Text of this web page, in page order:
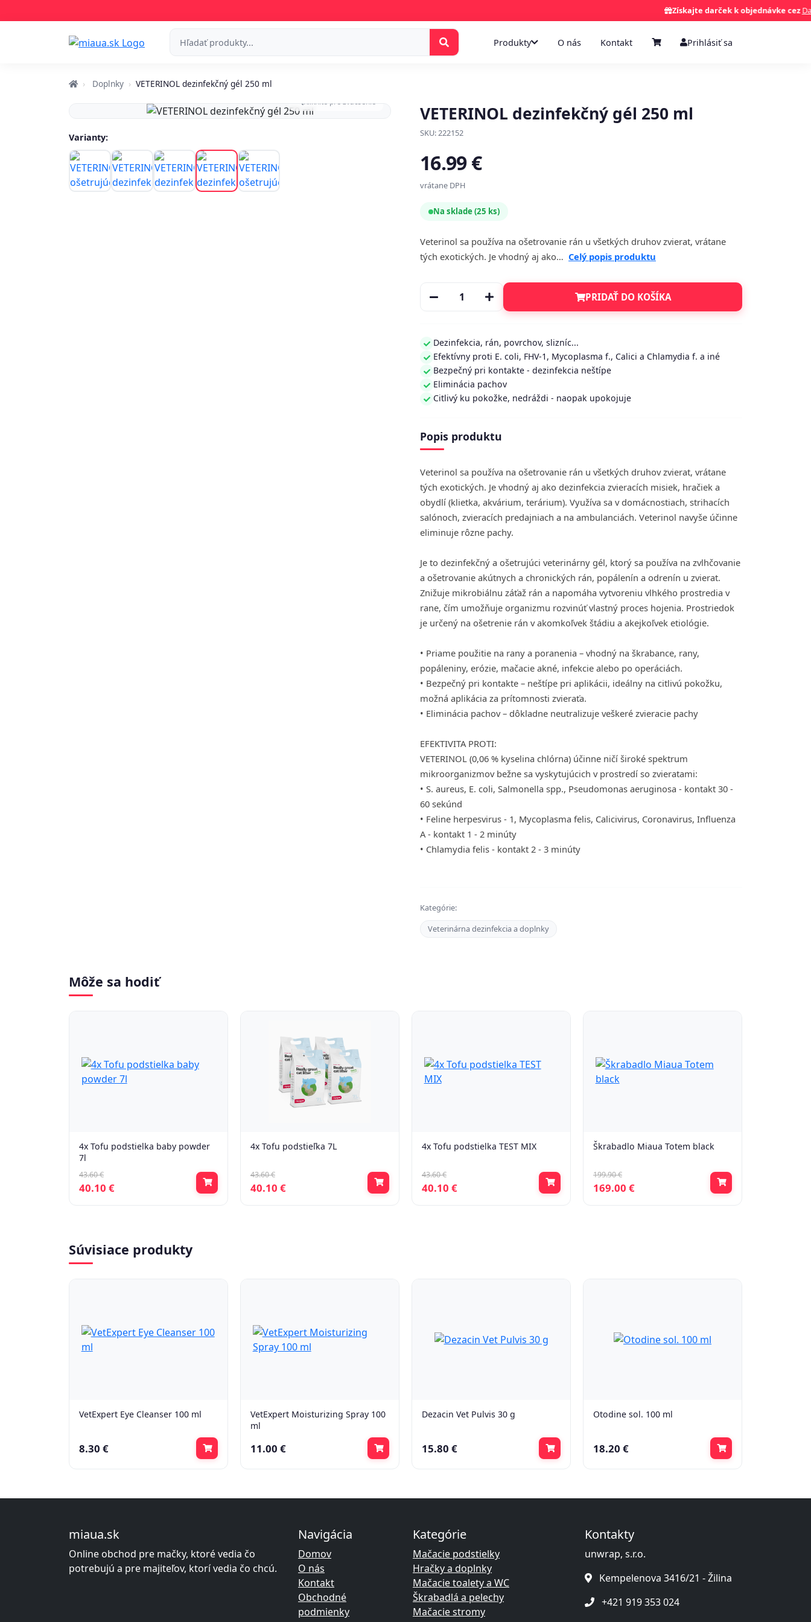
Získajte darček k objednávke cez
Produkty O nás Kontakt Prihlásiť sa
Doplnky VETERINOL dezinfekčný gél 250 ml
Kliknite pre zväčšenie
Varianty:
VETERINOL dezinfekčný gél 250 ml
SKU: 222152
16.99 €
vrátane DPH
Na sklade (25 ks)
Veterinol sa používa na ošetrovanie rán u všetkých druhov zvierat, vrátane
tých exotických. Je vhodný aj ako… Celý popis produktu
PRIDAŤ DO KOŠÍKA
Dezinfekcia, rán, povrchov, slizníc...
Efektívny proti E. coli, FHV-1, Mycoplasma f., Calici a Chlamydia f. a iné
Bezpečný pri kontakte - dezinfekcia neštípe
Eliminácia pachov
Citlivý ku pokožke, nedráždi - naopak upokojuje
Popis produktu
Veterinol sa používa na ošetrovanie rán u všetkých druhov zvierat, vrátane
tých exotických. Je vhodný aj ako dezinfekcia zvieracích misiek, hračiek a
obydlí (klietka, akvárium, terárium). Využíva sa v domácnostiach, strihacích
salónoch, zvieracích predajniach a na ambulanciách. Veterinol navyše účinne
eliminuje rôzne pachy.
Je to dezinfekčný a ošetrujúci veterinárny gél, ktorý sa používa na zvlhčovanie
a ošetrovanie akútnych a chronických rán, popálenín a odrenín u zvierat.
Znižuje mikrobiálnu záťaž rán a napomáha vytvoreniu vlhkého prostredia v
rane, čím umožňuje organizmu rozvinúť vlastný proces hojenia. Prostriedok
je určený na ošetrenie rán v akomkoľvek štádiu a akejkoľvek etiológie.
• Priame použitie na rany a poranenia – vhodný na škrabance, rany,
popáleniny, erózie, mačacie akné, infekcie alebo po operáciách.
• Bezpečný pri kontakte – neštípe pri aplikácii, ideálny na citlivú pokožku,
možná aplikácia za prítomnosti zvieraťa.
• Eliminácia pachov – dôkladne neutralizuje veškeré zvieracie pachy
EFEKTIVITA PROTI:
VETERINOL (0,06 % kyselina chlórna) účinne ničí široké spektrum
mikroorganizmov bežne sa vyskytujúcich v prostredí so zvieratami:
• S. aureus, E. coli, Salmonella spp., Pseudomonas aeruginosa - kontakt 30 -
60 sekúnd
• Feline herpesvirus - 1, Mycoplasma felis, Calicivirus, Coronavirus, Influenza
A - kontakt 1 - 2 minúty
• Chlamydia felis - kontakt 2 - 3 minúty
Kategórie:
Veterinárna dezinfekcia a doplnky
Môže sa hodiť
4x Tofu podstielka baby powder
7l
43.60 €
40.10 €
4x Tofu podstieľka 7L
43.60 €
40.10 €
4x Tofu podstielka TEST MIX
43.60 €
40.10 €
Škrabadlo Miaua Totem black
199.90 €
169.00 €
Súvisiace produkty
VetExpert Eye Cleanser 100 ml
8.30 €
VetExpert Moisturizing Spray 100
ml
11.00 €
Dezacin Vet Pulvis 30 g
15.80 €
Otodine sol. 100 ml
18.20 €
miaua.sk
Online obchod pre mačky, ktoré vedia čo
potrebujú a pre majiteľov, ktorí vedia čo chcú.
Navigácia
Domov
O nás
Kontakt
Obchodné
podmienky
Kategórie
Mačacie podstielky
Hračky a doplnky
Mačacie toalety a WC
Škrabadlá a pelechy
Mačacie stromy
Kontakty
unwrap, s.r.o.
Kempelenova 3416/21 - Žilina
+421 919 353 024